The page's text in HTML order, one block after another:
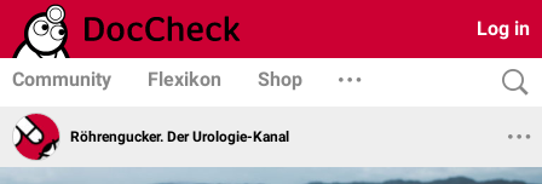
Log in
Community Flexikon Shop
Röhrengucker. Der Urologie-Kanal